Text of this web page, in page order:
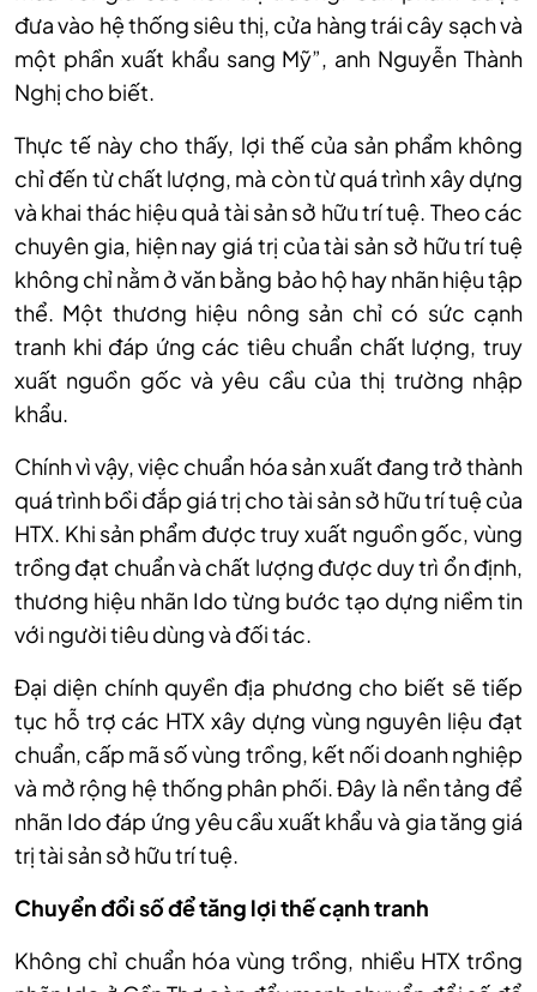
đưa vào hệ thống siêu thị, cửa hàng trái cây sạch và
một phần xuất khẩu sang Mỹ”, anh Nguyễn Thành
Nghị cho biết.
Thực tế này cho thấy, lợi thế của sản phẩm không
chỉ đến từ chất lượng, mà còn từ quá trình xây dựng
và khai thác hiệu quả tài sản sở hữu trí tuệ. Theo các
chuyên gia, hiện nay giá trị của tài sản sở hữu trí tuệ
không chỉ nằm ở văn bằng bảo hộ hay nhãn hiệu tập
thể. Một thương hiệu nông sản chỉ có sức cạnh
tranh khi đáp ứng các tiêu chuẩn chất lượng, truy
xuất nguồn gốc và yêu cầu của thị trường nhập
khẩu.
Chính vì vậy, việc chuẩn hóa sản xuất đang trở thành
quá trình bồi đắp giá trị cho tài sản sở hữu trí tuệ của
HTX. Khi sản phẩm được truy xuất nguồn gốc, vùng
trồng đạt chuẩn và chất lượng được duy trì ổn định,
thương hiệu nhãn Ido từng bước tạo dựng niềm tin
với người tiêu dùng và đối tác.
Đại diện chính quyền địa phương cho biết sẽ tiếp
tục hỗ trợ các HTX xây dựng vùng nguyên liệu đạt
chuẩn, cấp mã số vùng trồng, kết nối doanh nghiệp
và mở rộng hệ thống phân phối. Đây là nền tảng để
nhãn Ido đáp ứng yêu cầu xuất khẩu và gia tăng giá
trị tài sản sở hữu trí tuệ.
Chuyển đổi số để tăng lợi thế cạnh tranh
Không chỉ chuẩn hóa vùng trồng, nhiều HTX trồng